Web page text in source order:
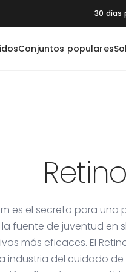
30 días
Conjuntos populares
es el secreto para
fuente de juventud en
más eficaces. El
industria del cuidado